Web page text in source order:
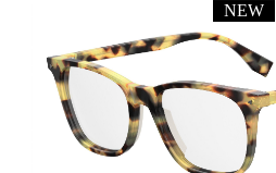
NEW